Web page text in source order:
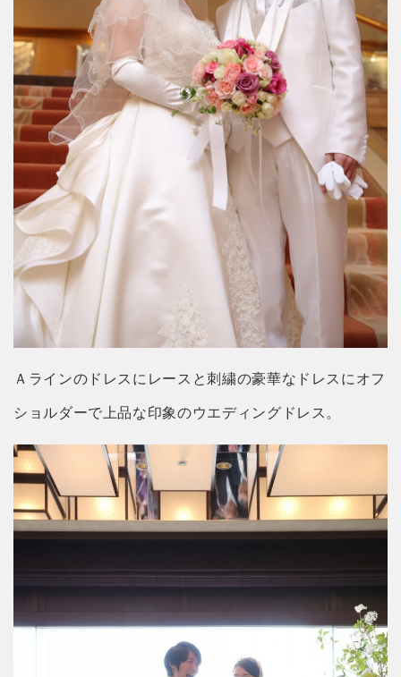
Ａラインのドレスにレースと刺繍の豪華なドレスにオフ
ショルダーで上品な印象のウエディングドレス。